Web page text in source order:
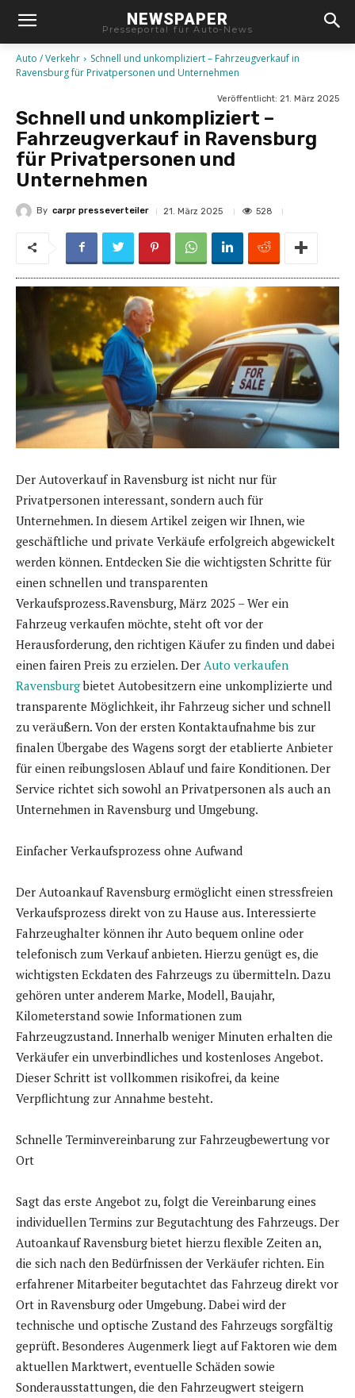
NEWSPAPER
Presseportal für Auto-News
Auto / Verkehr
Schnell und unkompliziert – Fahrzeugverkauf in
Ravensburg für Privatpersonen und Unternehmen
Veröffentlicht: 21. März 2025
Schnell und unkompliziert –
Fahrzeugverkauf in Ravensburg
für Privatpersonen und
Unternehmen
By carpr presseverteiler 21. März 2025 528
Der Autoverkauf in Ravensburg ist nicht nur für
Privatpersonen interessant, sondern auch für
Unternehmen. In diesem Artikel zeigen wir Ihnen, wie
geschäftliche und private Verkäufe erfolgreich abgewickelt
werden können. Entdecken Sie die wichtigsten Schritte für
einen schnellen und transparenten
Verkaufsprozess.Ravensburg, März 2025 – Wer ein
Fahrzeug verkaufen möchte, steht oft vor der
Herausforderung, den richtigen Käufer zu finden und dabei
einen fairen Preis zu erzielen. Der Auto verkaufen
Ravensburgbietet Autobesitzern eine unkomplizierte und
transparente Möglichkeit, ihr Fahrzeug sicher und schnell
zu veräußern. Von der ersten Kontaktaufnahme bis zur
finalen Übergabe des Wagens sorgt der etablierte Anbieter
für einen reibungslosen Ablauf und faire Konditionen. Der
Service richtet sich sowohl an Privatpersonen als auch an
Unternehmen in Ravensburg und Umgebung.
Einfacher Verkaufsprozess ohne Aufwand
Der Autoankauf Ravensburg ermöglicht einen stressfreien
Verkaufsprozess direkt von zu Hause aus. Interessierte
Fahrzeughalter können ihr Auto bequem online oder
telefonisch zum Verkauf anbieten. Hierzu genügt es, die
wichtigsten Eckdaten des Fahrzeugs zu übermitteln. Dazu
gehören unter anderem Marke, Modell, Baujahr,
Kilometerstand sowie Informationen zum
Fahrzeugzustand. Innerhalb weniger Minuten erhalten die
Verkäufer ein unverbindliches und kostenloses Angebot.
Dieser Schritt ist vollkommen risikofrei, da keine
Verpflichtung zur Annahme besteht.
Schnelle Terminvereinbarung zur Fahrzeugbewertung vor
Ort
Sagt das erste Angebot zu, folgt die Vereinbarung eines
individuellen Termins zur Begutachtung des Fahrzeugs. Der
Autoankauf Ravensburg bietet hierzu flexible Zeiten an,
die sich nach den Bedürfnissen der Verkäufer richten. Ein
erfahrener Mitarbeiter begutachtet das Fahrzeug direkt vor
Ort in Ravensburg oder Umgebung. Dabei wird der
technische und optische Zustand des Fahrzeugs sorgfältig
geprüft. Besonderes Augenmerk liegt auf Faktoren wie dem
aktuellen Marktwert, eventuelle Schäden sowie
Sonderausstattungen, die den Fahrzeugwert steigern